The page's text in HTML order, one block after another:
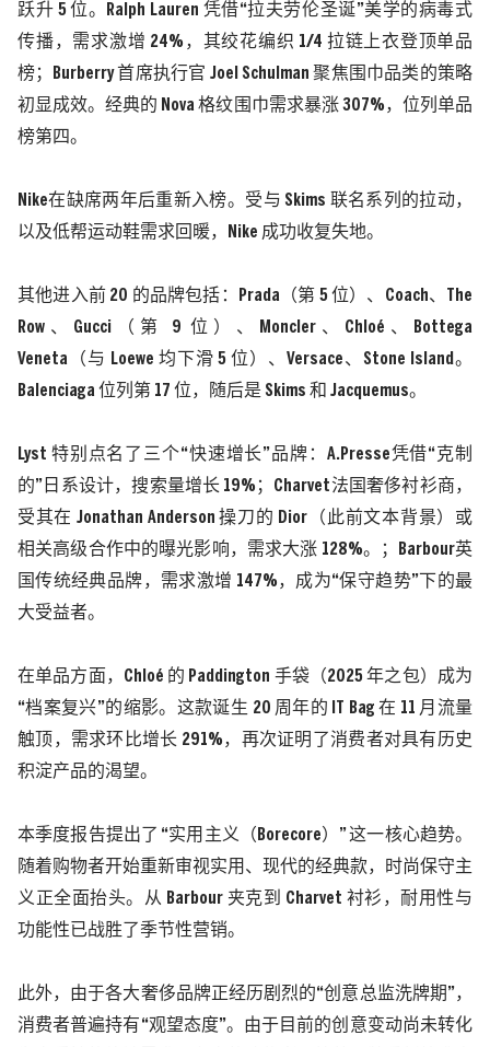
跃升 5位。 Ralph Lauren 凭借“拉夫劳伦圣诞”美学的病毒式
传播，需求激增 24% ，其绞花编织 1/4 拉链上衣登顶单品
榜 ； Burberry 首席执行官 Joel Schulman聚焦围巾品类的策略
初显成效。经典的 Nova格纹围巾需求暴涨 307%，位列单品
榜第四。
Nike在缺席两年后重新入榜。受与Skims 联名系列的拉动，
以及低帮运动鞋需求回暖，
Nike 成功收复失地。
其他进入前 20 的品牌包括： Prada （第 5 位）、 Coach、 The
Row 、 Gucci （第 9 位）、 Moncler 、 Chloé 、
Bottega
Veneta （与 Loewe 均下滑5位）、Versace 、Stone Island 。
Balenciaga 位列第 17 位，随后是 Skims 和 Jacquemus。
Lyst 特别点名了三个“快速增长”品牌： A.Presse凭借“克制
的”日系设计，搜索量增长 19% ； Charvet 法国奢侈衬衫商，
受其在 Jonathan Anderson操刀的 Dior （此前文本背景）或
相关高级合作中的曝光影响，需求大涨 128%。 ； Barbour英
国传统经典品牌，需求激增 147%，成为“保守趋势”下的最
大受益者。
在单品方面， Chloé 的 Paddington 手袋（ 2025年之包）成为
“档案复兴”的缩影。这款诞生 20 周年的 IT Bag在 11 月流量
触顶，需求环比增长 291%，再次证明了消费者对具有历史
积淀产品的渴望。
本季度报告提出了 “实用主义 （ Borecore ）” 这一核心趋势。
随着购物者开始重新审视实用、现代的经典款，时尚保守主
义正全面抬头。从 Barbour 夹克到 Charvet 衬衫，耐用性与
功能性已战胜了季节性营销。
此外，由于各大奢侈品牌正经历剧烈的“创意总监洗牌期”，
消费者普遍持有“观望态度”。由于目前的创意变动尚未转化